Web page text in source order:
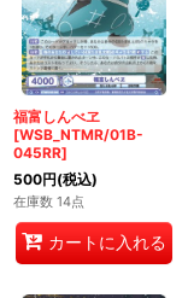
福富しんべヱ
[WSB_NTMR/01B-
045RR]
500円(税込)
在庫数 14点
カートに入れる